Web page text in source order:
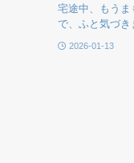
宅途中、もうま
で、ふと気づき
2026-01-13